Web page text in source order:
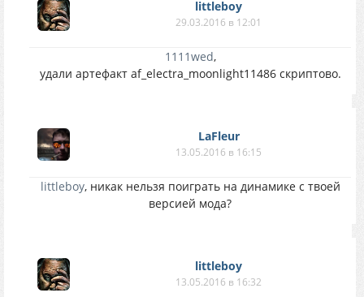
littleboy
29.03.2016 в 12:01
1111wed,
удали артефакт af_electra_moonlight11486 скриптово.
LaFleur
13.05.2016 в 16:15
littleboy, никак нельзя поиграть на динамике с твоей
версией мода?
littleboy
13.05.2016 в 16:32